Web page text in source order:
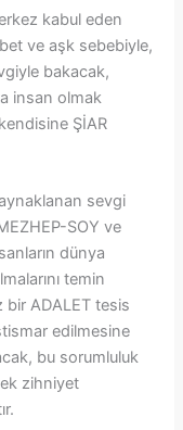
kabul eden
ve aşk sebebiyle,
bakacak,
insan olmak
ŞİAR
sevgi
SOY ve
dünya
temin
ADALET tesis
edilmesine
bu sorumluluk
zihniyet